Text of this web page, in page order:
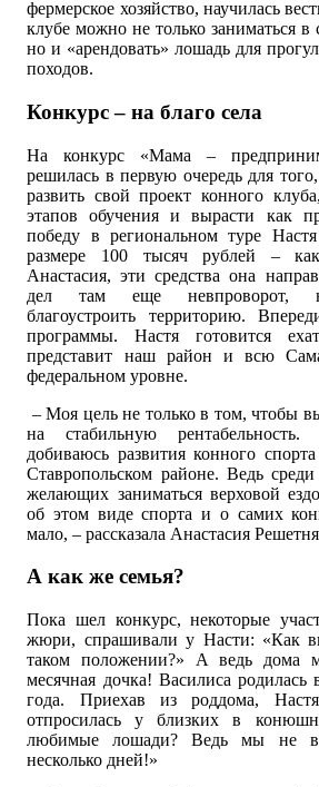
фермерское хозяйство, научилась
клубе можно не только заниматься в
но и «арендовать» лошадь для
походов.
Конкурс – на благо села
На конкурс «Мама –
решилась в первую очередь для
развить свой проект конного
этапов обучения и вырасти как
победу в региональном туре
размере 100 тысяч рублей –
Анастасия, эти средства она
дел там еще невпроворот,
благоустроить территорию.
программы. Настя готовится
представит наш район и всю
федеральном уровне.
– Моя цель не только в том, чтобы
на стабильную
добиваюсь развития конного
Ставропольском районе. Ведь
желающих заниматься верховой
об этом виде спорта и о самих
мало, – рассказала Анастасия
А как же семья?
Пока шел конкурс, некоторые
жюри, спрашивали у Насти: «Как
таком положении?» А ведь дома
месячная дочка! Василиса родилась
года. Приехав из роддома,
отпросилась у близких в
любимые лошади? Ведь мы не
несколько дней!»